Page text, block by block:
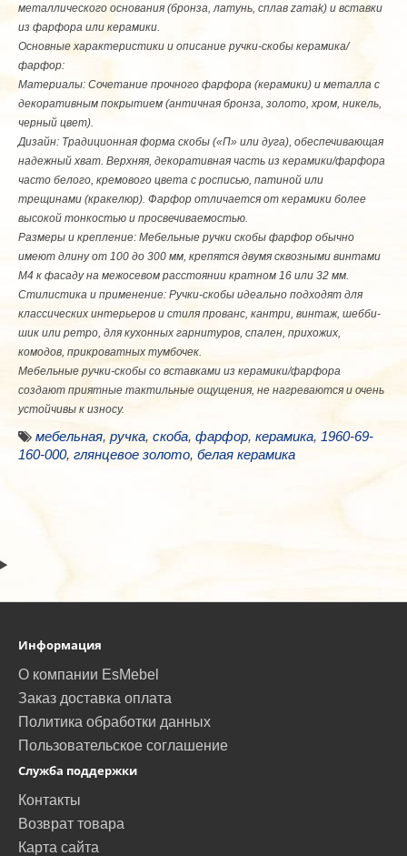
металлического основания (бронза, латунь, сплав zamak) и вставки
из фарфора или керамики.
Основные характеристики и описание ручки-скобы керамика/
фарфор:
Материалы: Сочетание прочного фарфора (керамики) и металла с
декоративным покрытием (античная бронза, золото, хром, никель,
черный цвет).
Дизайн: Традиционная форма скобы («П» или дуга), обеспечивающая
надежный хват. Верхняя, декоративная часть из керамики/фарфора
часто белого, кремового цвета с росписью, патиной или
трещинами (кракелюр). Фарфор отличается от керамики более
высокой тонкостью и просвечиваемостью.
Размеры и крепление: Мебельные ручки скобы фарфор обычно
имеют длину от 100 до 300 мм, крепятся двумя сквозными винтами
М4 к фасаду на межосевом расстоянии кратном 16 или 32 мм.
Стилистика и применение: Ручки-скобы идеально подходят для
классических интерьеров и стиля прованс, кантри, винтаж, шебби-
шик или ретро, для кухонных гарнитуров, спален, прихожих,
комодов, прикроватных тумбочек.
Мебельные ручки-скобы со вставками из керамики/фарфора
создают приятные тактильные ощущения, не нагреваются и очень
устойчивы к износу.
мебельная, ручка, скоба, фарфор, керамика, 1960-69-
160-000, глянцевое золото, белая керамика
Информация
О компании EsMebel
Заказ доставка оплата
Политика обработки данных
Пользовательское соглашение
Служба поддержки
Контакты
Возврат товара
Карта сайта